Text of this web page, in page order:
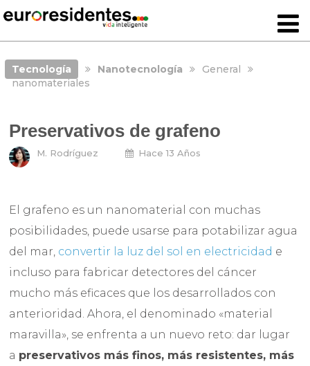
Tecnología Nanotecnología
General
nanomateriales
Preservativos de grafeno
M. Rodríguez Hace 13 Años
El grafeno es un nanomaterial con muchas
posibilidades, puede usarse para potabilizar agua
del mar, convertir la luz del sol en electricidad e
incluso para fabricar detectores del cáncer
mucho más eficaces que los desarrollados con
anterioridad. Ahora, el denominado «material
maravilla», se enfrenta a un nuevo reto: dar lugar
a preservativos más finos, más resistentes, más